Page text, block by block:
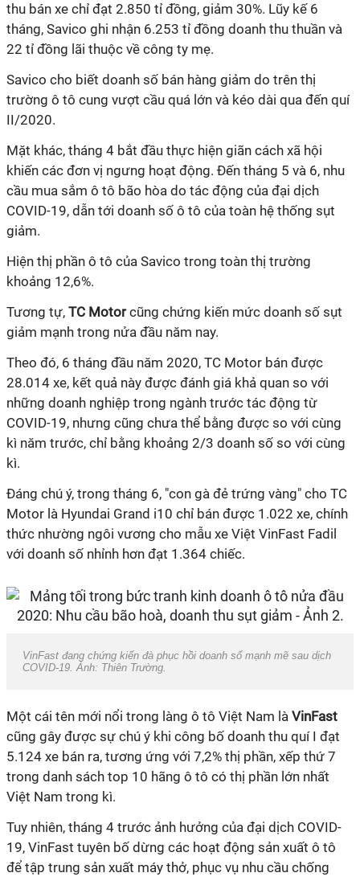
thu bán xe chỉ đạt 2.850 tỉ đồng, giảm 30%. Lũy kế 6
tháng, Savico ghi nhận 6.253 tỉ đồng doanh thu thuần và
22 tỉ đồng lãi thuộc về công ty mẹ.
Savico cho biết doanh số bán hàng giảm do trên thị
trường ô tô cung vượt cầu quá lớn và kéo dài qua đến quí
II/2020.
Mặt khác, tháng 4 bắt đầu thực hiện giãn cách xã hội
khiến các đơn vị ngưng hoạt động. Đến tháng 5 và 6, nhu
cầu mua sắm ô tô bão hòa do tác động của đại dịch
COVID-19, dẫn tới doanh số ô tô của toàn hệ thống sụt
giảm.
Hiện thị phần ô tô của Savico trong toàn thị trường
khoảng 12,6%.
Tương tự, TC Motorcũng chứng kiến mức doanh số sụt
giảm mạnh trong nửa đầu năm nay.
Theo đó, 6 tháng đầu năm 2020, TC Motor bán được
28.014 xe, kết quả này được đánh giá khả quan so với
những doanh nghiệp trong ngành trước tác động từ
COVID-19, nhưng cũng chưa thể bằng được so với cùng
kì năm trước, chỉ bằng khoảng 2/3 doanh số so với cùng
kì.
Đáng chú ý, trong tháng 6, "con gà đẻ trứng vàng" cho TC
Motor là Hyundai Grand i10 chỉ bán được 1.022 xe, chính
thức nhường ngôi vương cho mẫu xe Việt VinFast Fadil
với doanh số nhỉnh hơn đạt 1.364 chiếc.
VinFast đang chứng kiến đà phục hồi doanh số mạnh mẽ sau dịch
COVID-19. Ảnh: Thiên Trường.
Một cái tên mới nổi trong làng ô tô Việt Nam là VinFast
cũng gây được sự chú ý khi công bố doanh thu quí I đạt
5.124 xe bán ra, tương ứng với 7,2% thị phần, xếp thứ 7
trong danh sách top 10 hãng ô tô có thị phần lớn nhất
Việt Nam trong kì.
Tuy nhiên, tháng 4 trước ảnh hưởng của đại dịch COVID-
19, VinFast tuyên bố dừng các hoạt động sản xuất ô tô
để tập trung sản xuất máy thở, phục vụ nhu cầu chống